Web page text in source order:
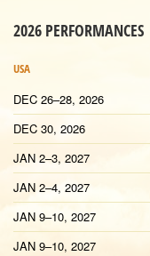
2026 PERFORMANCES
USA
DEC 26–28, 2026
DEC 30, 2026
JAN 2–3, 2027
JAN 2–4, 2027
JAN 9–10, 2027
JAN 9–10, 2027